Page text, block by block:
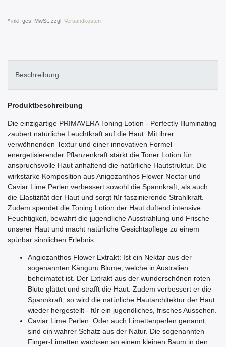
* inkl. ges. MwSt. zzgl. Versandkosten
Beschreibung
Produktbeschreibung
Die einzigartige PRIMAVERA Toning Lotion - Perfectly Illuminating
zaubert natürliche Leuchtkraft auf die Haut. Mit ihrer
verwöhnenden Textur und einer innovativen Formel
energetisierender Pflanzenkraft stärkt die Toner Lotion für
anspruchsvolle Haut anhaltend die natürliche Hautstruktur. Die
wirkstarke Komposition aus Anigozanthos Flower Nectar und
Caviar Lime Perlen verbessert sowohl die Spannkraft, als auch
die Elastizität der Haut und sorgt für faszinierende Strahlkraft.
Zudem spendet die Toning Lotion der Haut duftend intensive
Feuchtigkeit, bewahrt die jugendliche Ausstrahlung und Frische
unserer Haut und macht natürliche Gesichtspflege zu einem
spürbar sinnlichen Erlebnis.
Angiozanthos Flower Extrakt: Ist ein Nektar aus der
sogenannten Känguru Blume, welche in Australien
beheimatet ist. Der Extrakt aus der wunderschönen roten
Blüte glättet und strafft die Haut. Zudem verbessert er die
Spannkraft, so wird die natürliche Hautarchitektur der Haut
wieder hergestellt - für ein jugendliches, frisches Aussehen.
Caviar Lime Perlen: Oder auch Limettenperlen genannt,
sind ein wahrer Schatz aus der Natur. Die sogenannten
Finger-Limetten wachsen an einem kleinen Baum in den